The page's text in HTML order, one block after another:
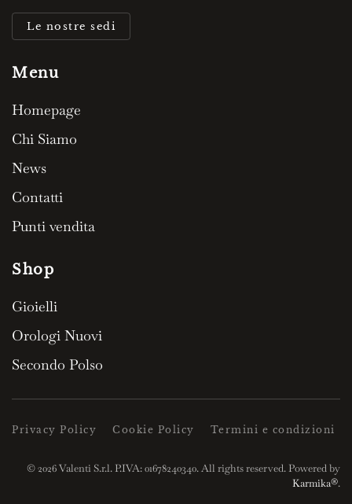
Le nostre sedi
Menu
Homepage
Chi Siamo
News
Contatti
Punti vendita
Shop
Gioielli
Orologi Nuovi
Secondo Polso
Privacy Policy Cookie Policy Termini e condizioni
©2026Valenti S.r.l. P.IVA: 01678240340. All rights reserved. Powered by
Karmika®.